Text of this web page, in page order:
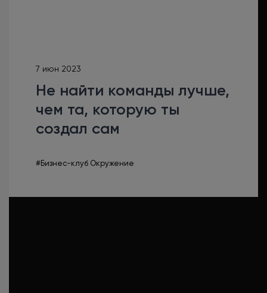
7 июн 2023
Не найти команды лучше,
чем та, которую ты
создал сам
#Бизнес-клуб Окружение